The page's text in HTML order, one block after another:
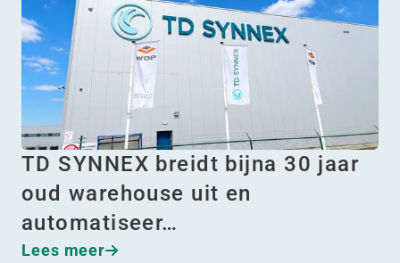
TD SYNNEX breidt bijna 30 jaar
oud warehouse uit en
automatiseer…
Lees meer